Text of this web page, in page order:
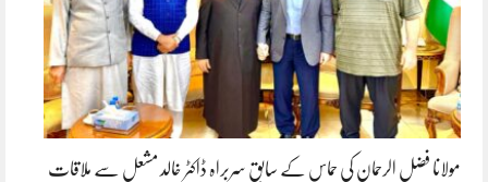
مولانا فضل الرحمان کی حماس کے سابق سربراہ ڈاکٹر خالد مشعل سے ملاقات